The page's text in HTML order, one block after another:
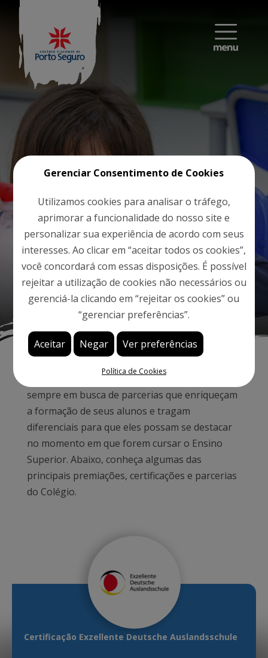
Nossas certificações
O Colégio Visconde de Porto Seguro está
sempre em busca de parcerias que enriqueçam
a formação de seus alunos e tragam
diferenciais para que eles possam se destacar
no momento em que forem cursar o Ensino
Superior. Abaixo, conheça algumas das
principais premiações, certificações e parcerias
do Colégio.
Certificação Exzellente Deutsche Auslandsschule
Gerenciar Consentimento de Cookies
Utilizamos cookies para analisar o tráfego,
aprimorar a funcionalidade do nosso site e
personalizar sua experiência de acordo com seus
interesses. Ao clicar em “aceitar todos os cookies”,
você concordará com essas disposições. É possível
rejeitar a utilização de cookies não necessários ou
gerenciá-la clicando em “rejeitar os cookies” ou
“gerenciar preferências”.
Aceitar Negar Ver preferências
Política de Cookies